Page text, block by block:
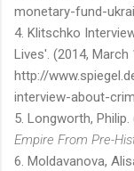
monetary-fund-
4. Klitschko
Lives'. (2014, March
http://
interview-about-
5. Longworth, Philip.
Empire From Pre-
6. Moldavanova,